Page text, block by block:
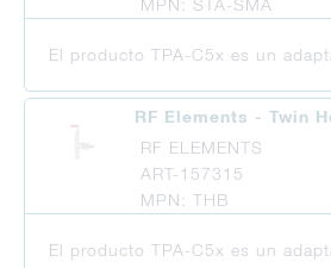
MPN: STA-SMA
El producto TPA-C5x es un
RF Elements - Twin
RF ELEMENTS
ART-157315
MPN: THB
El producto TPA-C5x es un